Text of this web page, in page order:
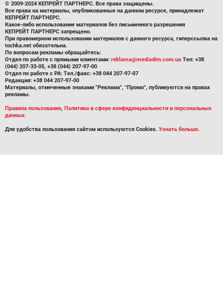
© 2009-2024 КЕПРЕЙТ ПАРТНЕРС. Все права защищены.
Все права на материалы, опубликованные на данном ресурсе, принадлежат
КЕПРЕЙТ ПАРТНЕРС.
Какое-либо использование материалов без письменного разрешения
КЕПРЕЙТ ПАРТНЕРС запрещено.
При правомерном использовании материалов с данного ресурса, гиперссылка на
tochka.net обязательна.
По вопросам рекламы обращайтесь:
Отдел по работе с прямыми клиентами: reklama@mediadim.com.ua Тел: +38
(044) 207-33-05, +38 (044) 207-97-00
Отдел по работе с РА: Тел./факс: +38 044 207-97-07
Редакция: +38 044 207-97-00
Материалы, отмеченные знаками "Реклама", "Промо", публикуются на правах
рекламы.
Правила пользования, Политика в сфере конфиденциальности и персональных
данных.
Для удобства пользования сайтом используются Cookies. Узнать больше.